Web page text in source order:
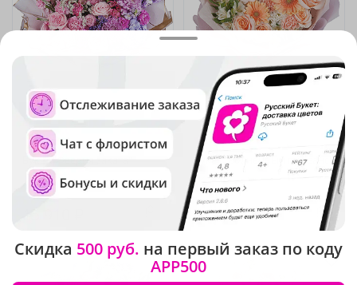
4.8 (32)
Букет "Феерия заката"
В наличии
5 (35)
Букет "Солнечный прованс"
В наличии
6 810 ₽
Скидка 500 руб. на первый заказ по коду
APP500